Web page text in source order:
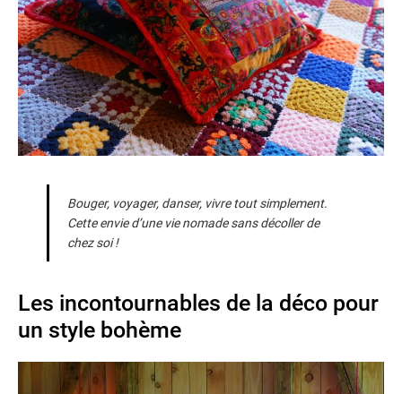
Bouger, voyager, danser, vivre tout simplement.
Cette envie d’une vie nomade sans décoller de
chez soi !
Les incontournables de la déco pour
un style bohème